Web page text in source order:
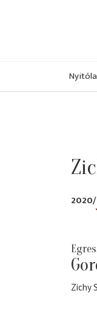
Zichy